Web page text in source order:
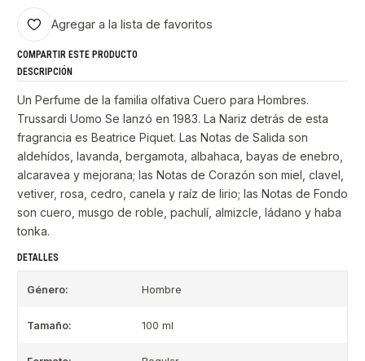
Agregar a la lista de favoritos
COMPARTIR ESTE PRODUCTO
DESCRIPCIÓN
Un Perfume de la familia olfativa Cuero para Hombres.
Trussardi Uomo Se lanzó en 1983. La Nariz detrás de esta
fragrancia es Beatrice Piquet. Las Notas de Salida son
aldehídos, lavanda, bergamota, albahaca, bayas de enebro,
alcaravea y mejorana; las Notas de Corazón son miel, clavel,
vetiver, rosa, cedro, canela y raíz de lirio; las Notas de Fondo
son cuero, musgo de roble, pachulí, almizcle, ládano y haba
tonka.
DETALLES
Género: Hombre
Tamaño: 100 ml